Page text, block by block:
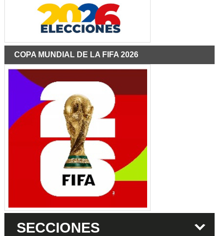
COPA MUNDIAL DE LA FIFA 2026
SECCIONES